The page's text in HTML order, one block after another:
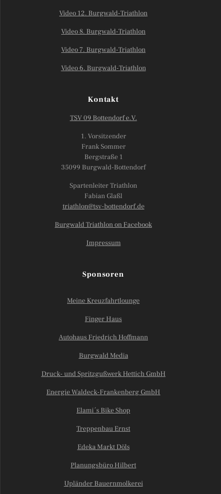
Video 12. Burgwald-Triathlon
Video 8. Burgwald-Triathlon
Video 7. Burgwald-Triathlon
Video 6. Burgwald-Triathlon
Kontakt
TSV 09 Bottendorf e.V.
1. Vorsitzender
Frank Sommer
Bergstraße 1
35099 Burgwald-Bottendorf
Spartenleiter Triathlon
Fabian Glaßl
triathlon@tsv-bottendorf.de
Burgwald Triathlon on Facebook
Impressum
Sponsoren
Meine Kreuzfahrtlounge
Finger Haus
Autohaus Friedrich Hoffmann
Burgwald Media
Druck- und Spritzgußwerk Hettich GmbH
Energie Waldeck-Frankenberg GmbH
Elami´s Bike Shop
Treppenbau Ernst
Edeka Markt Döls
Planungsbüro Hilbert
Upländer Bauernmolkerei